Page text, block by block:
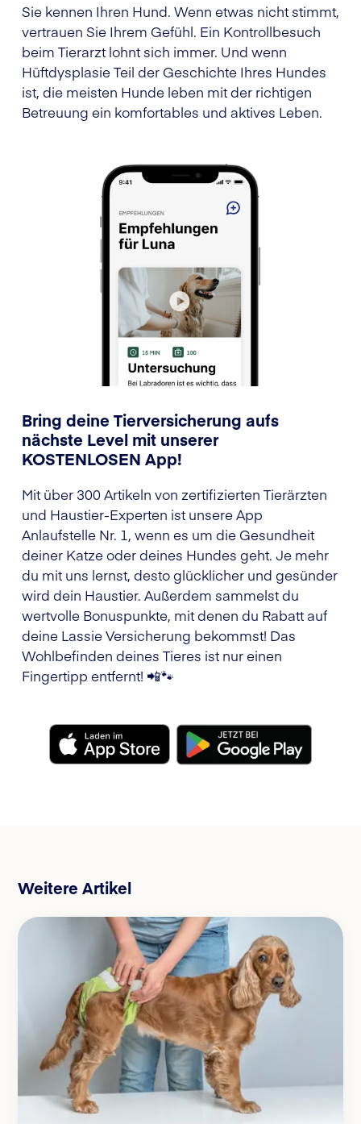
Sie kennen Ihren Hund. Wenn etwas nicht stimmt,
vertrauen Sie Ihrem Gefühl. Ein Kontrollbesuch
beim Tierarzt lohnt sich immer. Und wenn
Hüftdysplasie Teil der Geschichte Ihres Hundes
ist, die meisten Hunde leben mit der richtigen
Betreuung ein komfortables und aktives Leben.
Bring deine Tierversicherung aufs
nächste Level mit unserer
KOSTENLOSEN App!
Mit über 300 Artikeln von zertifizierten Tierärzten
und Haustier-Experten ist unsere App
Anlaufstelle Nr. 1, wenn es um die Gesundheit
deiner Katze oder deines Hundes geht. Je mehr
du mit uns lernst, desto glücklicher und gesünder
wird dein Haustier. Außerdem sammelst du
wertvolle Bonuspunkte, mit denen du Rabatt auf
deine Lassie Versicherung bekommst! Das
Wohlbefinden deines Tieres ist nur einen
Fingertipp entfernt! 📲🐾
Weitere Artikel